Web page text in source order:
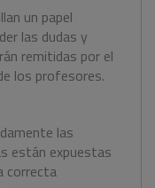
un papel
las dudas y
remitidas por el
los profesores.
las
están expuestas
correcta